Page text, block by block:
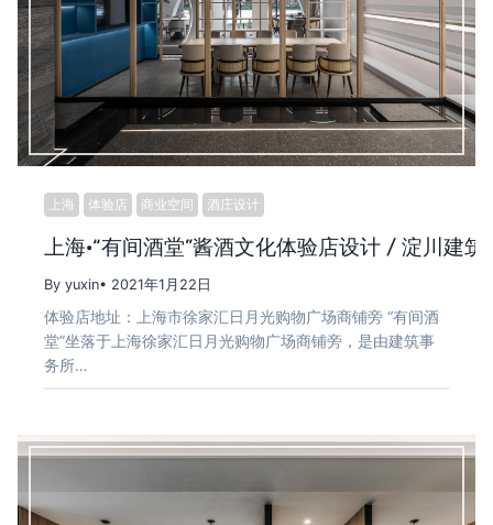
上海 体验店 商业空间 酒庄设计
上海·“有间酒堂”酱酒文化体验店设计 / 淀川建筑
By yuxin• 2021年1月22日
体验店地址：上海市徐家汇日月光购物广场商铺旁 “有间酒
堂”坐落于上海徐家汇日月光购物广场商铺旁，是由建筑事
务所…